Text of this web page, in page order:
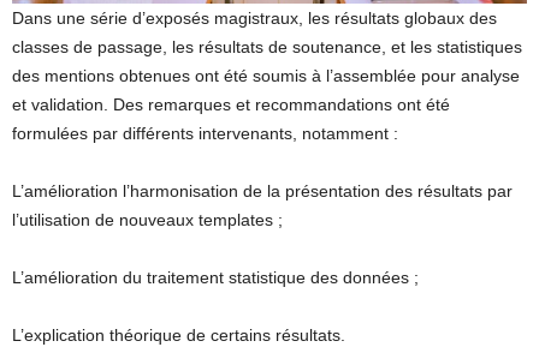
Dans une série d’exposés magistraux, les résultats globaux des
classes de passage, les résultats de soutenance, et les statistiques
des mentions obtenues ont été soumis à l’assemblée pour analyse
et validation. Des remarques et recommandations ont été
formulées par différents intervenants, notamment :
L’amélioration l’harmonisation de la présentation des résultats par
l’utilisation de nouveaux templates ;
L’amélioration du traitement statistique des données ;
L’explication théorique de certains résultats.